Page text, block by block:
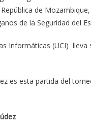
de
de la Seguridad del
Informáticas (UCI)
es esta partida del